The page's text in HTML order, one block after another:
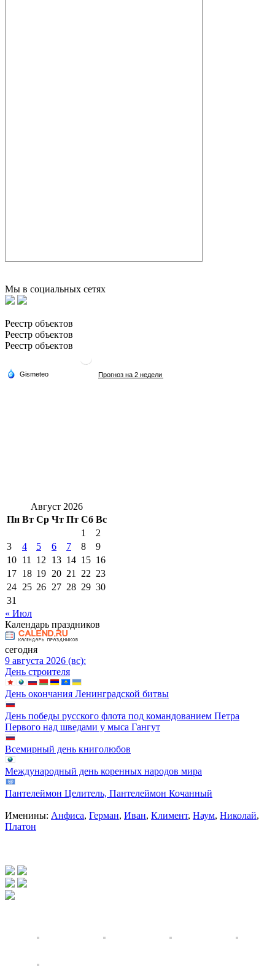
Мы в социальных сетях
Реестр объектов
Реестр объектов
Реестр объектов
Август 2026
Пн Вт Ср Чт Пт Сб Вс
1
2
3
4 5 6 7 8
9
10 11 12 13 14 15 16
17 18 19 20 21 22 23
24 25 26 27 28 29 30
31
« Июл
Календарь праздников
сегодня
9 августа 2026 (вс):
День строителя
День окончания Ленинградской битвы
День победы русского флота под командованием Петра
Первого над шведами у мыса Гангут
Всемирный день книголюбов
Международный день коренных народов мира
Пантелеймон Целитель, Пантелеймон Кочанный
Именины: Анфиса, Герман, Иван, Климент, Наум, Николай,
Платон